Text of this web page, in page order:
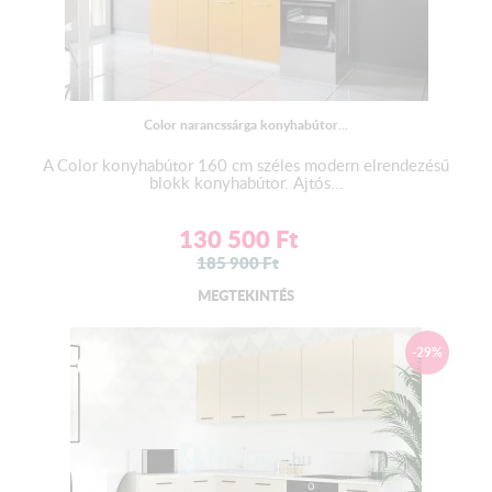
Az alapárNEM tartalmazza a LED világítást!
RGB LED szalag , 5 m hosszúságban , öntapadós kivitelben.
Trafóval , kapcsolóval ellátva.
A LED felszerelésére javasoljuk szakember ( villanyszerelő )
2 db végzáró
Color narancssárga konyhabútor...
A Color konyhabútor 160 cm széles modern elrendezésű
blokk konyhabútor. Ajtós...
130 500 Ft
185 900Ft
MEGTEKINTÉS
-29%